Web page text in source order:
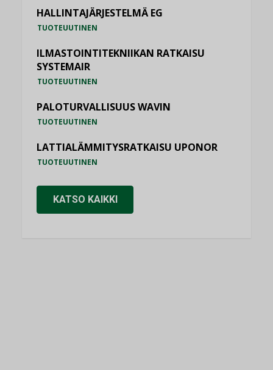
HALLINTAJÄRJESTELMÄ EG
TUOTEUUTINEN
ILMASTOINTITEKNIIKAN RATKAISU
SYSTEMAIR
TUOTEUUTINEN
PALOTURVALLISUUS WAVIN
TUOTEUUTINEN
LATTIALÄMMITYSRATKAISU UPONOR
TUOTEUUTINEN
KATSO KAIKKI